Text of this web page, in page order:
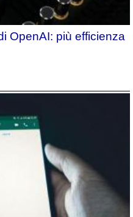
OpenAI: più efficienza